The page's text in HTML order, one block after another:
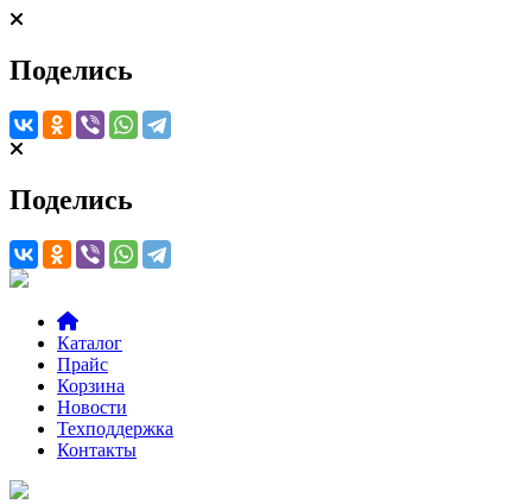
Поделись
Поделись
Каталог
Прайс
Корзина
Новости
Техподдержка
Контакты